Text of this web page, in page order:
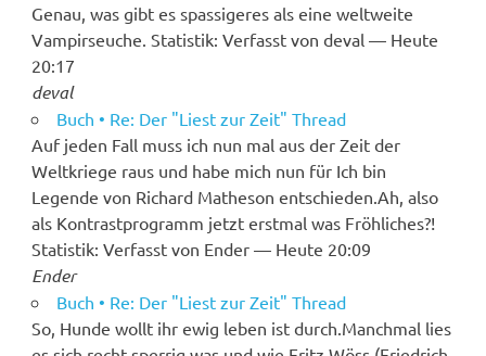
Genau, was gibt es spassigeres als eine weltweite
Vampirseuche. Statistik: Verfasst von deval — Heute
20:17
deval
Buch • Re: Der "Liest zur Zeit" Thread
Auf jeden Fall muss ich nun mal aus der Zeit der
Weltkriege raus und habe mich nun für Ich bin
Legende von Richard Matheson entschieden.Ah, also
als Kontrastprogramm jetzt erstmal was Fröhliches?!
Statistik: Verfasst von Ender — Heute 20:09
Ender
Buch • Re: Der "Liest zur Zeit" Thread
So, Hunde wollt ihr ewig leben ist durch.Manchmal lies